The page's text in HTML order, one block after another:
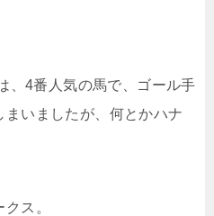
、4番人気の馬で、ゴール手
いましたが、何とかハナ
ス。